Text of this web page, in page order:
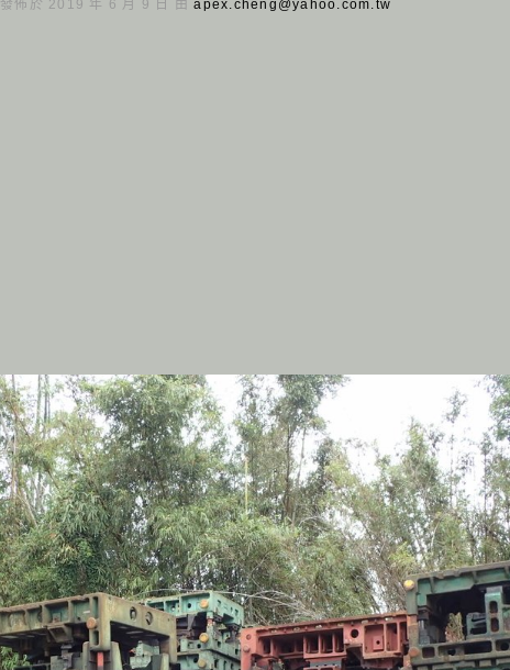
發佈於 2019 年 6 月 9 日 由apex.cheng@yahoo.com.tw